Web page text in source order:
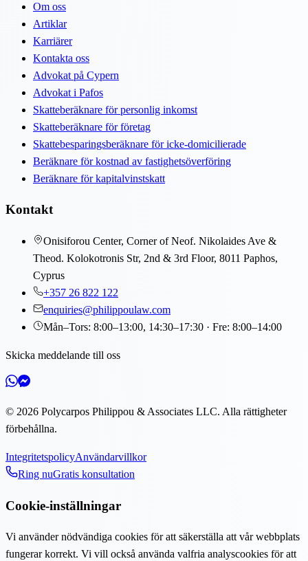
Om oss
Artiklar
Karriärer
Kontakta oss
Advokat på Cypern
Advokat i Pafos
Skatteberäknare för personlig inkomst
Skatteberäknare för företag
Skattebesparingsberäknare för icke-domicilierade
Beräknare för kostnad av fastighetsöverföring
Beräknare för kapitalvinstskatt
Kontakt
Onisiforou Center, Corner of Neof. Nikolaides Ave &
Theod. Kolokotronis Str, 2nd & 3rd Floor, 8011 Paphos,
Cyprus
+357 26 822 122
enquiries@philippoulaw.com
Mån–Tors: 8:00–13:00, 14:30–17:30 · Fre: 8:00–14:00
Skicka meddelande till oss
© 2026 Polycarpos Philippou & Associates LLC. Alla rättigheter
förbehållna.
IntegritetspolicyAnvändarvillkor
Ring nuGratis konsultation
Cookie-inställningar
Vi använder nödvändiga cookies för att säkerställa att vår webbplats
fungerar korrekt. Vi vill också använda valfria analyscookies för att